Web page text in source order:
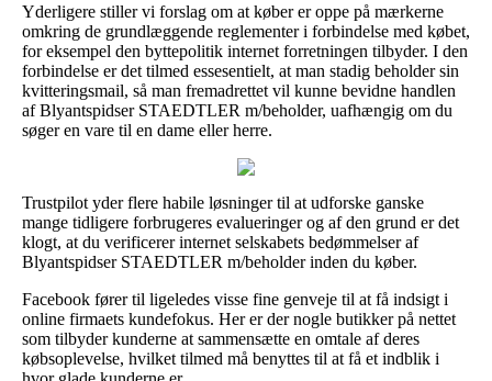
Yderligere stiller vi forslag om at køber er oppe på mærkerne
omkring de grundlæggende reglementer i forbindelse med købet,
for eksempel den byttepolitik internet forretningen tilbyder. I den
forbindelse er det tilmed essesentielt, at man stadig beholder sin
kvitteringsmail, så man fremadrettet vil kunne bevidne handlen
af Blyantspidser STAEDTLER m/beholder, uafhængig om du
søger en vare til en dame eller herre.
Trustpilot yder flere habile løsninger til at udforske ganske
mange tidligere forbrugeres evalueringer og af den grund er det
klogt, at du verificerer internet selskabets bedømmelser af
Blyantspidser STAEDTLER m/beholder inden du køber.
Facebook fører til ligeledes visse fine genveje til at få indsigt i
online firmaets kundefokus. Her er der nogle butikker på nettet
som tilbyder kunderne at sammensætte en omtale af deres
købsoplevelse, hvilket tilmed må benyttes til at få et indblik i